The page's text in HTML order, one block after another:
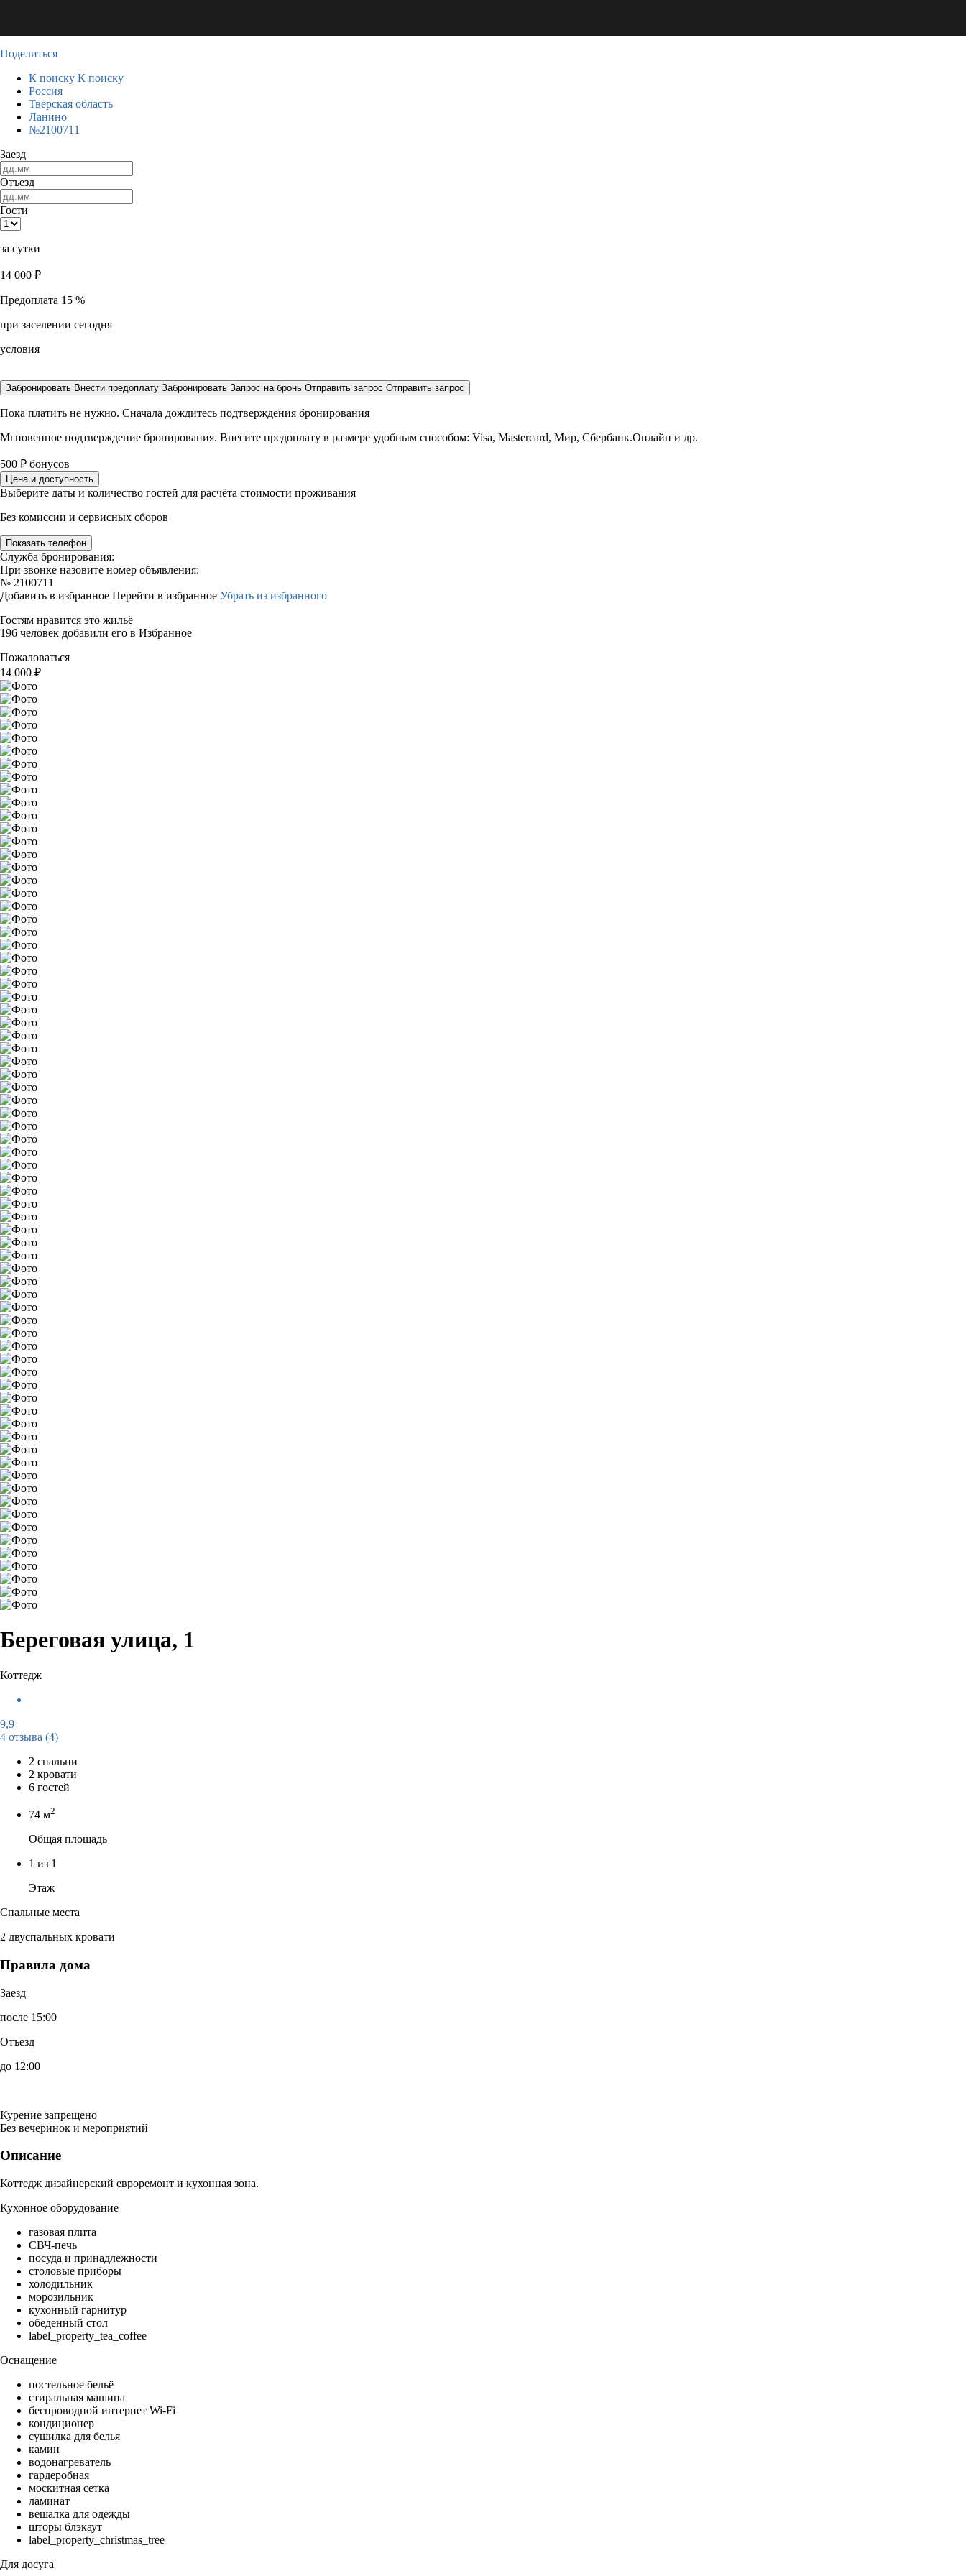
Поделиться
К поиску К поиску
Россия
Тверская область
Ланино
№2100711
Заезд
Отъезд
Гости
за сутки
14 000 ₽
Предоплата 15 %
при заселении сегодня
условия
Забронировать Внести предоплату Забронировать Запрос на бронь Отправить запрос Отправить запрос
Пока платить не нужно. Сначала дождитесь подтверждения бронирования
Мгновенное подтверждение бронирования. Внесите предоплату в размере удобным способом: Visa, Mastercard, Мир, Сбербанк.Онлайн и др.
500 ₽ бонусов
Цена и доступность
Выберите даты и количество гостей для расчёта стоимости проживания
Без комиссии и сервисных сборов
Показать телефон
Служба бронирования:
При звонке назовите номер объявления:
№ 2100711
Добавить в избранное Перейти в избранное Убрать из избранного
Гостям нравится это жильё
196 человек добавили его в Избранное
Пожаловаться
14 000 ₽
Береговая улица, 1
Коттедж
9,9
4 отзыва (4)
2 спальни
2 кровати
6 гостей
74 м2
Общая площадь
1 из 1
Этаж
Спальные места
2 двуспальных кровати
Правила дома
Заезд
после 15:00
Отъезд
до 12:00
Курение запрещено
Без вечеринок и мероприятий
Описание
Коттедж дизайнерский евроремонт и кухонная зона.
Кухонное оборудование
газовая плита
СВЧ-печь
посуда и принадлежности
столовые приборы
холодильник
морозильник
кухонный гарнитур
обеденный стол
label_property_tea_coffee
Оснащение
постельное бельё
стиральная машина
беспроводной интернет Wi-Fi
кондиционер
сушилка для белья
камин
водонагреватель
гардеробная
москитная сетка
ламинат
вешалка для одежды
шторы блэкаут
label_property_christmas_tree
Для досуга